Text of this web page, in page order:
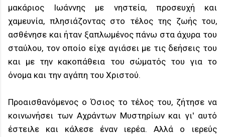
μακάριος Ιωάννης με νηστεία, προσευχή και
χαμευνία, πλησιάζοντας στο τέλος της ζωής του,
ασθένησε και ήταν ξαπλωμένος πάνω στα άχυρα του
σταύλου, τον οποίο είχε αγιάσει με τις δεήσεις του
και με την κακοπάθεια του σώματός του για το
όνομα και την αγάπη του Χριστού.
Προαισθανόμενος ο Όσιος το τέλος του, ζήτησε να
κοινωνήσει των Αχράντων Μυστηρίων και γι' αυτό
έστειλε και κάλεσε έναν ιερέα. Αλλά ο ιερεύς